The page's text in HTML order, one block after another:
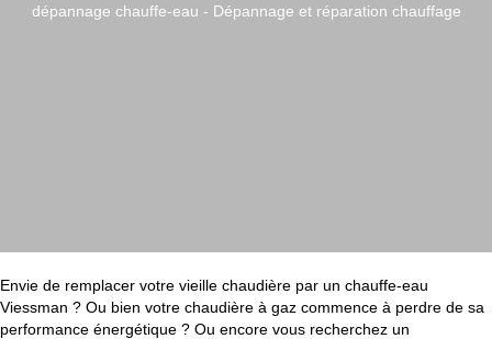
dépannage chauffe-eau - Dépannage et réparation chauffage
Envie de remplacer votre vieille chaudière par un chauffe-eau
Viessman ? Ou bien votre chaudière à gaz commence à perdre de sa
performance énergétique ? Ou encore vous recherchez un